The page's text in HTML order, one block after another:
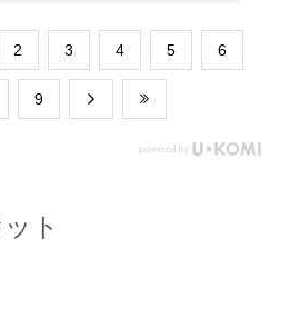
​2 ​3 ​4 ​5 ​6
​9
ト